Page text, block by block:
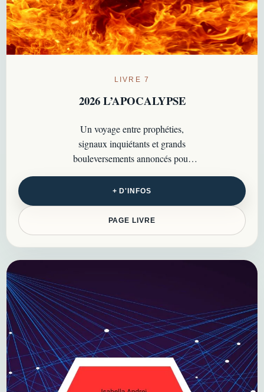
LIVRE 7
2026 L’APOCALYPSE
Un voyage entre prophéties,
signaux inquiétants et grands
bouleversements annoncés pour
2026, à la croisée des visions de
Nostradamus et Baba Vanga…
+ D'INFOS
PAGE LIVRE